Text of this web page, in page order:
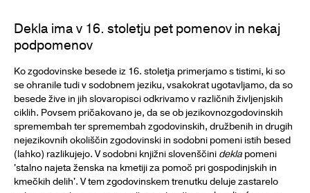
Dekla ima v 16. stoletju pet pomenov in nekaj
podpomenov
Ko zgodovinske besede iz 16. stoletja primerjamo s tistimi, ki so
se ohranile tudi v sodobnem jeziku, vsakokrat ugotavljamo, da so
besede žive in jih slovaropisci odkrivamo v različnih življenjskih
ciklih. Povsem pričakovano je, da se ob jezikovnozgodovinskih
spremembah ter spremembah zgodovinskih, družbenih in drugih
nejezikovnih okoliščin zgodovinski in sodobni pomeni istih besed
(lahko) razlikujejo. V sodobni knjižni slovenščini dekla pomeni
'stalno najeta ženska na kmetiji za pomoč pri gospodinjskih in
kmečkih delih'. V tem zgodovinskem trenutku deluje zastarelo